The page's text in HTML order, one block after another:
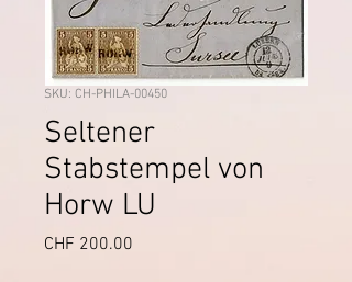
SKU: CH-PHILA-00450
Seltener
Stabstempel von
Horw LU
CHF 200.00